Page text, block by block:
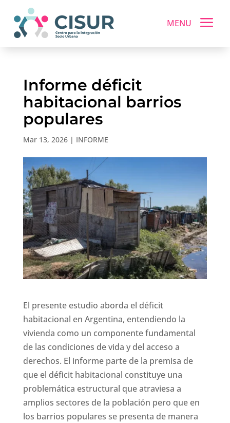
MENU a
Informe déficit
habitacional barrios
populares
Mar 13, 2026| INFORME
El presente estudio aborda el déficit
habitacional en Argentina, entendiendo la
vivienda como un componente fundamental
de las condiciones de vida y del acceso a
derechos. El informe parte de la premisa de
que el déficit habitacional constituye una
problemática estructural que atraviesa a
amplios sectores de la población pero que en
los barrios populares se presenta de manera